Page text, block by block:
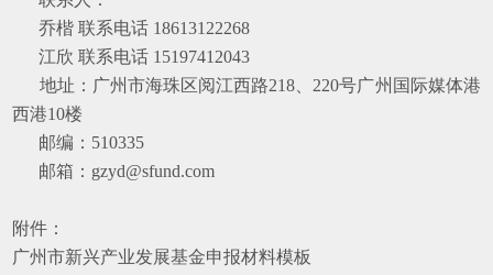
乔楷 联系电话 18613122268
江欣 联系电话 15197412043
地址：广州市海珠区阅江西路218、220号广州国际媒体港
西港10楼
邮编：510335
邮箱：gzyd@sfund.com
附件：
广州市新兴产业发展基金申报材料模板